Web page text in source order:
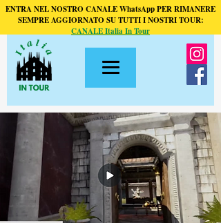
ENTRA NEL NOSTRO CANALE WhatsApp PER RIMANERE
SEMPRE AGGIORNATO SU TUTTI I NOSTRI TOUR:
CANALE Italia In Tour